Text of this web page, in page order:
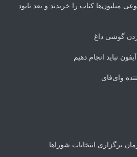
کتاب را خریدند و بعد نابود
گوشی داغ
نباید انجام دهیم
وای‌فای
برگزاری انتخابات شوراها